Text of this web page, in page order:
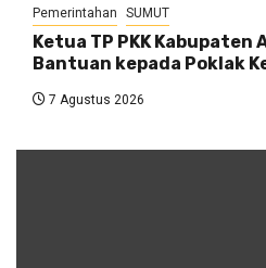
Pemerintahan SUMUT
Ketua TP PKK Kabupaten
Bantuan kepada Poklak
7 Agustus 2026